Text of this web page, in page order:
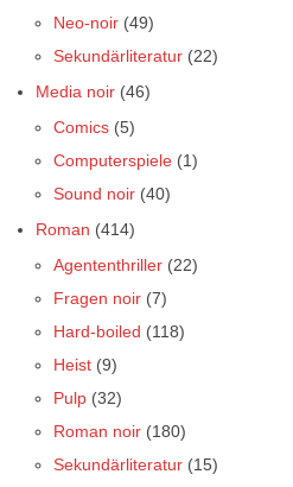
Neo-noir (49)
Sekundärliteratur (22)
Media noir (46)
Comics (5)
Computerspiele (1)
Sound noir (40)
Roman (414)
Agententhriller (22)
Fragen noir (7)
Hard-boiled (118)
Heist (9)
Pulp (32)
Roman noir (180)
Sekundärliteratur (15)